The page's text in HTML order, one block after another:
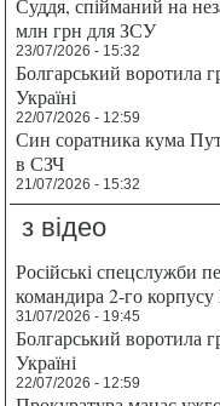
млн грн для ЗСУ
23/07/2026 - 15:32
Болгарський воротила
Україні
22/07/2026 - 12:59
Син соратника кума
в СЗЧ
21/07/2026 - 15:32
з відео
Російські спецслужби
командира 2-го корпусу
31/07/2026 - 19:45
Болгарський воротила
Україні
22/07/2026 - 12:59